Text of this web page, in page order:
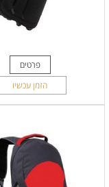
פרטים
הזמן עכשיו